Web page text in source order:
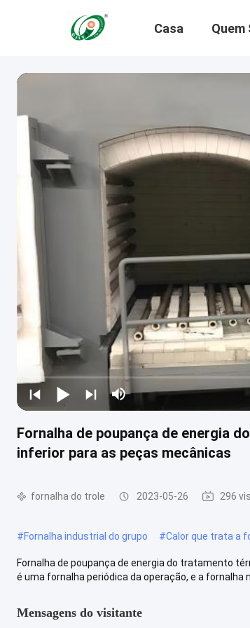
Casa Quem
Fornalha de poupança de energia
inferior para as peças mecânicas
fornalha do trole 2023-05-26 296
#Fornalha industrial do grupo #Calor que trata a
Fornalha de poupança de energia do tratamento
é uma fornalha periódica da operação, e a fornalha
Mensagens do visitante